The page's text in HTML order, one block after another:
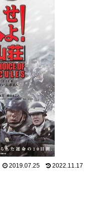
2019.07.25 2022.11.17